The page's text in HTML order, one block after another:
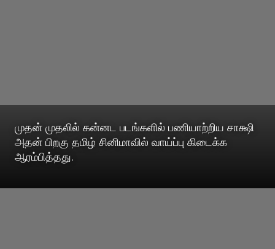
முதன் முதலில் கன்னட படங்களில் பணியாற்றிய சாக்ஷி
அதன் பிறகு தமிழ் சினிமாவில் வாய்ப்பு கிடைக்க
ஆரம்பித்தது.